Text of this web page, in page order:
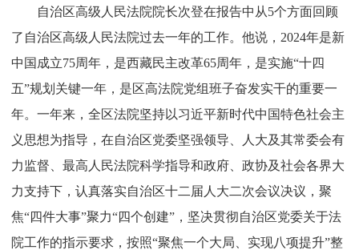
自治区高级人民法院院长次登在报告中从5个方面回顾
了自治区高级人民法院过去一年的工作。他说，2024年是新
中国成立75周年，是西藏民主改革65周年，是实施“十四
五”规划关键一年，是区高法院党组班子奋发实干的重要一
年。一年来，全区法院坚持以习近平新时代中国特色社会主
义思想为指导，在自治区党委坚强领导、人大及其常委会有
力监督、最高人民法院科学指导和政府、政协及社会各界大
力支持下，认真落实自治区十二届人大二次会议决议，聚
焦“四件大事”聚力“四个创建”，坚决贯彻自治区党委关于法
院工作的指示要求，按照“聚焦一个大局、实现八项提升”整